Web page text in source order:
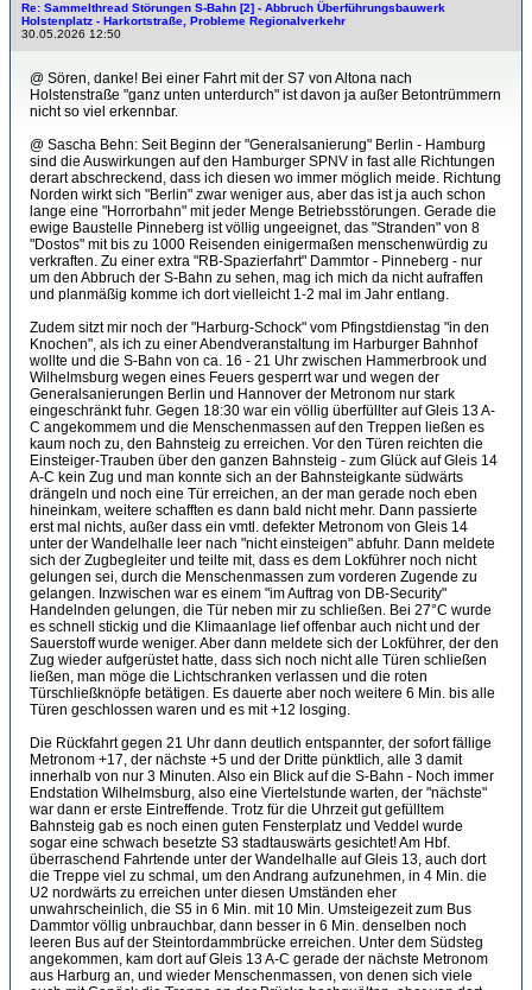
Re: Sammelthread Störungen S-Bahn [2] - Abbruch Überführungsbauwerk
Holstenplatz - Harkortstraße, Probleme Regionalverkehr
30.05.2026 12:50
@ Sören, danke! Bei einer Fahrt mit der S7 von Altona nach
Holstenstraße "ganz unten unterdurch" ist davon ja außer Betontrümmern
nicht so viel erkennbar.
@ Sascha Behn: Seit Beginn der "Generalsanierung" Berlin - Hamburg
sind die Auswirkungen auf den Hamburger SPNV in fast alle Richtungen
derart abschreckend, dass ich diesen wo immer möglich meide. Richtung
Norden wirkt sich "Berlin" zwar weniger aus, aber das ist ja auch schon
lange eine "Horrorbahn" mit jeder Menge Betriebsstörungen. Gerade die
ewige Baustelle Pinneberg ist völlig ungeeignet, das "Stranden" von 8
"Dostos" mit bis zu 1000 Reisenden einigermaßen menschenwürdig zu
verkraften. Zu einer extra "RB-Spazierfahrt" Dammtor - Pinneberg - nur
um den Abbruch der S-Bahn zu sehen, mag ich mich da nicht aufraffen
und planmäßig komme ich dort vielleicht 1-2 mal im Jahr entlang.
Zudem sitzt mir noch der "Harburg-Schock" vom Pfingstdienstag "in den
Knochen", als ich zu einer Abendveranstaltung im Harburger Bahnhof
wollte und die S-Bahn von ca. 16 - 21 Uhr zwischen Hammerbrook und
Wilhelmsburg wegen eines Feuers gesperrt war und wegen der
Generalsanierungen Berlin und Hannover der Metronom nur stark
eingeschränkt fuhr. Gegen 18:30 war ein völlig überfüllter auf Gleis 13 A-
C angekommem und die Menschenmassen auf den Treppen ließen es
kaum noch zu, den Bahnsteig zu erreichen. Vor den Türen reichten die
Einsteiger-Trauben über den ganzen Bahnsteig - zum Glück auf Gleis 14
A-C kein Zug und man konnte sich an der Bahnsteigkante südwärts
drängeln und noch eine Tür erreichen, an der man gerade noch eben
hineinkam, weitere schafften es dann bald nicht mehr. Dann passierte
erst mal nichts, außer dass ein vmtl. defekter Metronom von Gleis 14
unter der Wandelhalle leer nach "nicht einsteigen" abfuhr. Dann meldete
sich der Zugbegleiter und teilte mit, dass es dem Lokführer noch nicht
gelungen sei, durch die Menschenmassen zum vorderen Zugende zu
gelangen. Inzwischen war es einem "im Auftrag von DB-Security"
Handelnden gelungen, die Tür neben mir zu schließen. Bei 27°C wurde
es schnell stickig und die Klimaanlage lief offenbar auch nicht und der
Sauerstoff wurde weniger. Aber dann meldete sich der Lokführer, der den
Zug wieder aufgerüstet hatte, dass sich noch nicht alle Türen schließen
ließen, man möge die Lichtschranken verlassen und die roten
Türschließknöpfe betätigen. Es dauerte aber noch weitere 6 Min. bis alle
Türen geschlossen waren und es mit +12 losging.
Die Rückfahrt gegen 21 Uhr dann deutlich entspannter, der sofort fällige
Metronom +17, der nächste +5 und der Dritte pünktlich, alle 3 damit
innerhalb von nur 3 Minuten. Also ein Blick auf die S-Bahn - Noch immer
Endstation Wilhelmsburg, also eine Viertelstunde warten, der "nächste"
war dann er erste Eintreffende. Trotz für die Uhrzeit gut gefülltem
Bahnsteig gab es noch einen guten Fensterplatz und Veddel wurde
sogar eine schwach besetzte S3 stadtauswärts gesichtet! Am Hbf.
überraschend Fahrtende unter der Wandelhalle auf Gleis 13, auch dort
die Treppe viel zu schmal, um den Andrang aufzunehmen, in 4 Min. die
U2 nordwärts zu erreichen unter diesen Umständen eher
unwahrscheinlich, die S5 in 6 Min. mit 10 Min. Umsteigezeit zum Bus
Dammtor völlig unbrauchbar, dann besser in 6 Min. denselben noch
leeren Bus auf der Steintordammbrücke erreichen. Unter dem Südsteg
angekommen, kam dort auf Gleis 13 A-C gerade der nächste Metronom
aus Harburg an, und wieder Menschenmassen, von denen sich viele